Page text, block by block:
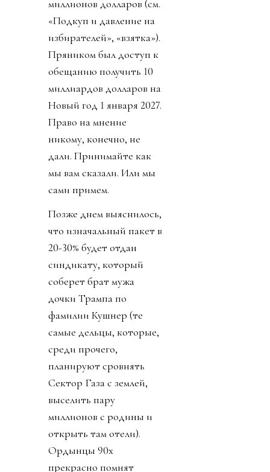
миллионов долларов (см.
«Подкуп и давление на
избирателей», «взятка»).
Пряником был доступ к
обещанию получить 10
миллиардов долларов на
Новый год 1 января 2027.
Право на мнение
никому, конечно, не
дали. Принимайте как
мы вам сказали. Или мы
сами примем.
Позже днем выяснилось,
что изначальный пакет в
20-30% будет отдан
синдикату, который
соберет брат мужа
дочки Трампа по
фамилии Кушнер (те
самые дельцы, которые,
среди прочего,
планируют сровнять
Сектор Газа с землей,
выселить пару
миллионов с родины и
открыть там отели).
Ордынцы 90х
прекрасно помнят